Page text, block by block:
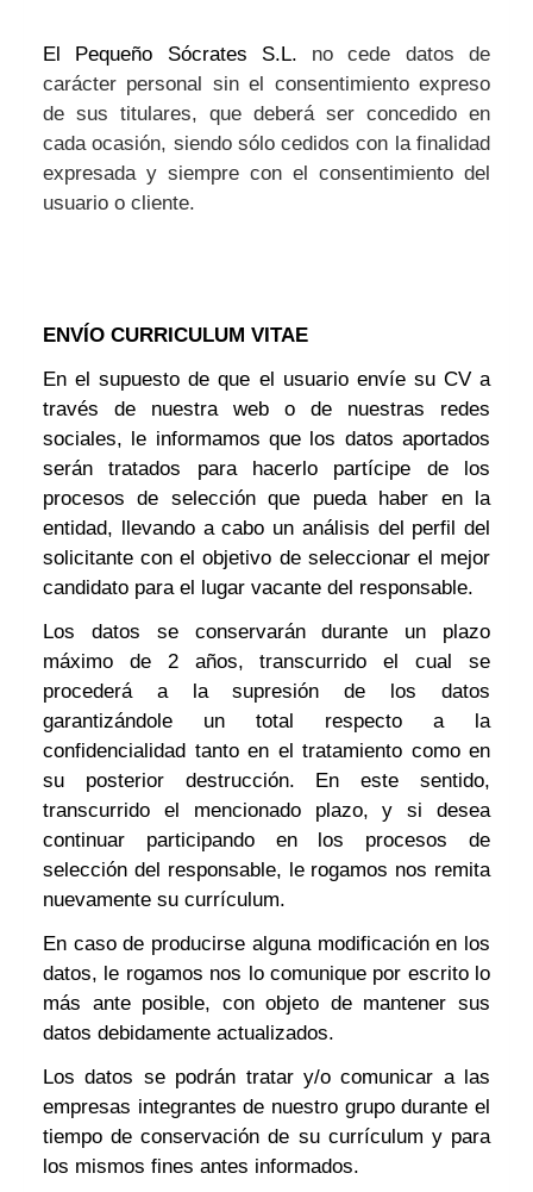
El Pequeño Sócrates S.L. no cede datos de
carácter personal sin el consentimiento expreso
de sus titulares, que deberá ser concedido en
cada ocasión, siendo sólo cedidos con la finalidad
expresada y siempre con el consentimiento del
usuario o cliente.
ENVÍO CURRICULUM VITAE
En el supuesto de que el usuario envíe su CV a
través de nuestra web o de nuestras redes
sociales, le informamos que los datos aportados
serán tratados para hacerlo partícipe de los
procesos de selección que pueda haber en la
entidad, llevando a cabo un análisis del perfil del
solicitante con el objetivo de seleccionar el mejor
candidato para el lugar vacante del responsable.
Los datos se conservarán durante un plazo
máximo de 2 años, transcurrido el cual se
procederá a la supresión de los datos
garantizándole un total respecto a la
confidencialidad tanto en el tratamiento como en
su posterior destrucción. En este sentido,
transcurrido el mencionado plazo, y si desea
continuar participando en los procesos de
selección del responsable, le rogamos nos remita
nuevamente su currículum.
En caso de producirse alguna modificación en los
datos, le rogamos nos lo comunique por escrito lo
más ante posible, con objeto de mantener sus
datos debidamente actualizados.
Los datos se podrán tratar y/o comunicar a las
empresas integrantes de nuestro grupo durante el
tiempo de conservación de su currículum y para
los mismos fines antes informados.